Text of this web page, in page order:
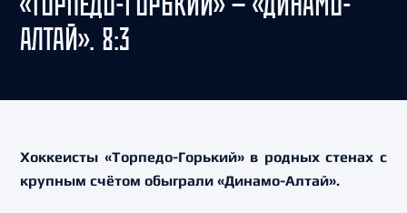
АЛТАЙ». 8:3
Хоккеисты «Торпедо-Горький» в родных стенах с
крупным счётом обыграли «Динамо-Алтай».